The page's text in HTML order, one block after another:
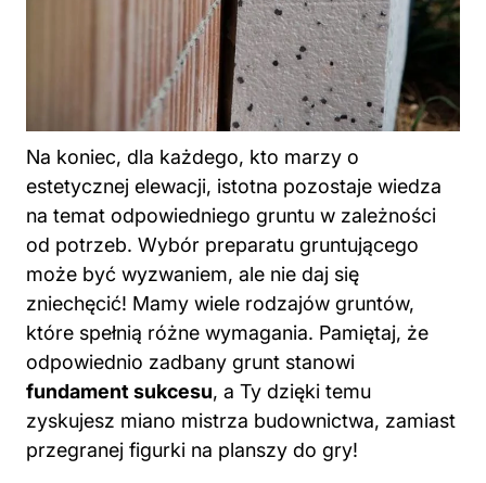
Na koniec, dla każdego, kto marzy o
estetycznej elewacji, istotna pozostaje wiedza
na temat odpowiedniego gruntu w zależności
od potrzeb. Wybór preparatu gruntującego
może być wyzwaniem, ale nie daj się
zniechęcić! Mamy wiele rodzajów gruntów,
które spełnią różne wymagania. Pamiętaj, że
odpowiednio zadbany grunt stanowi
fundament sukcesu, a Ty dzięki temu
zyskujesz miano mistrza budownictwa, zamiast
przegranej figurki na planszy do gry!